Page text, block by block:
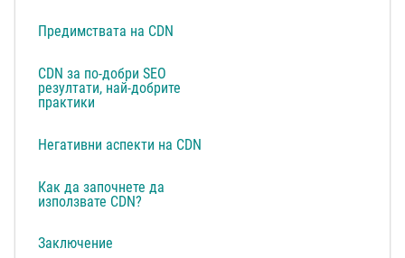
Предимствата на CDN
CDN за по-добри SEO
резултати, най-добрите
практики
Негативни аспекти на CDN
Как да започнете да
използвате CDN?
Заключение